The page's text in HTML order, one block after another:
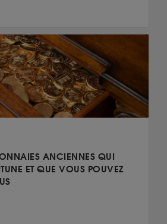
ANCIENNES QUI
ET QUE VOUS POUVEZ